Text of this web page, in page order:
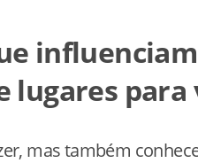
lugares
mas também